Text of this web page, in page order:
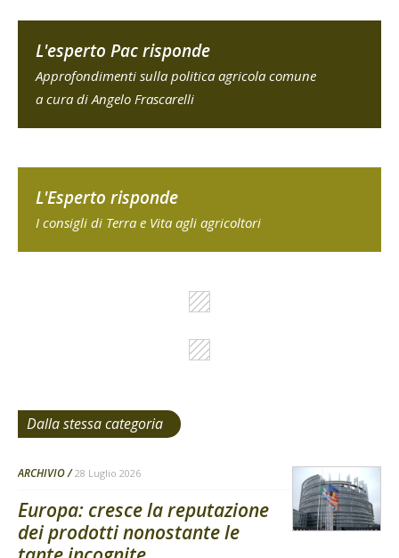
L'esperto Pac risponde
Approfondimenti sulla politica agricola comune
a cura di Angelo Frascarelli
L'Esperto risponde
I consigli di Terra e Vita agli agricoltori
Dalla stessa categoria
ARCHIVIO 28 Luglio 2026
Europa: cresce la reputazione
dei prodotti nonostante le